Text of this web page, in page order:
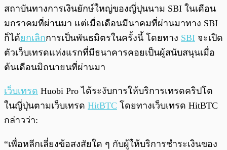
สถาบันทางการเงินยักษ์ใหญ่ของญี่ปุนนาม SBI ในเดือน
มกราคมที่ผ่านมา แต่เมื่อเดือนมีนาคมที่ผ่านมาทาง SBI
ก็ได้ยกเลิกการเป็นพันธมิตรในครั้งนี้ โดยทาง SBI จะเปิด
ตัวเว็บเทรดแห่งแรกที่มีธนาคารคอยเป็นผู้สนับสนุนเมื่อ
ต้นเดือนมิถนายนที่ผ่านมา
เว็บเทรด Huobi Pro ได้ระงับการให้บริการเทรดคริปโต
ในญี่ปุ่นตามเว็บเทรด HitBTC โดยทางเว็บเทรด HitBTC
กล่าวว่า:
“เพื่อหลีกเลี่ยงข้อสงสัยใด ๆ กับผู้ให้บริการชำระเงินของ